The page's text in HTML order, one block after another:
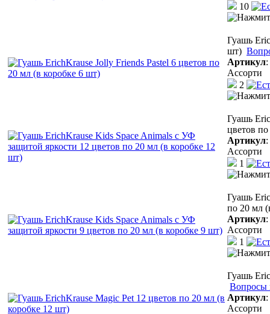
10
Гуашь
шт)
Артикул:
Ассорти
2
Гуашь
цветов
Артикул:
Ассорти
1
Гуашь
по 20 мл
Артикул:
Ассорти
1
Гуашь
Вопросы
Артикул:
Ассорти